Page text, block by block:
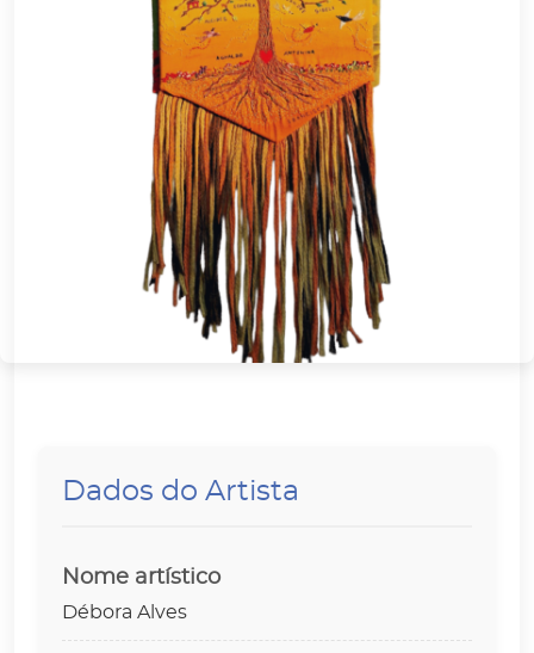
Dados do Artista
Nome artístico
Débora Alves